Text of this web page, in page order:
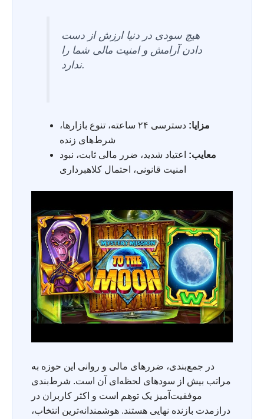
هیچ سودی در دنیا ارزش از دست
دادن آرامش و امنیت مالی شما را
ندارد.
مزایا:
دسترسی ۲۴ ساعته، تنوع بازارها،
شرط‌های زنده
معایب: اعتیاد شدید، ضرر مالی ثابت، نبود
امنیت قانونی، احتمال کلاهبرداری
در جمع‌بندی، ضررهای مالی و روانی این حوزه به
مراتب بیش از سودهای لحظه‌ای آن است. شرط‌بندی
موفقیت‌آمیز یک توهم است و اکثر کاربران در
درازمدت بازنده نهایی هستند. هوشمندانه‌ترین انتخاب،